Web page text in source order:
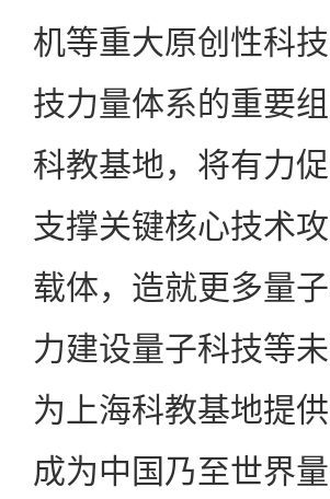
机等重大原创性科
技力量体系的重要
科教基地，将有力
支撑关键核心技术
载体，造就更多量
力建设量子科技等
为上海科教基地提
成为中国乃至世界